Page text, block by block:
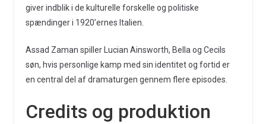
giver indblik i de kulturelle forskelle og politiske
spændinger i 1920’ernes Italien.
Assad Zaman spiller Lucian Ainsworth, Bella og Cecils
søn, hvis personlige kamp med sin identitet og fortid er
en central del af dramaturgen gennem flere episodes.
Credits og produktion